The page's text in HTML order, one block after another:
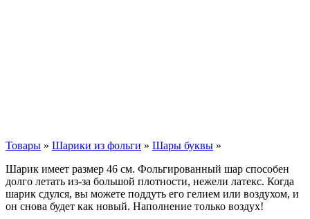
Товары » Шарики из фольги » Шары буквы »
Шарик имеет размер 46 см. Фольгированный шар способен
долго летать из-за большой плотности, нежели латекс. Когда
шарик сдулся, вы можете поддуть его гелием или воздухом, и
он снова будет как новый. Наполнение только воздух!